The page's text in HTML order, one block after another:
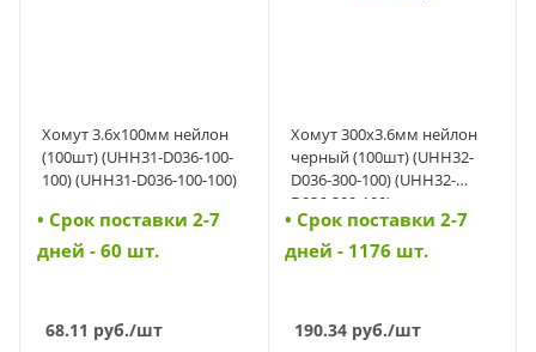
Хомут 3.6х100мм нейлон
(100шт) (UHH31-D036-100-
100) (UHH31-D036-100-100)
• Cрок поставки 2-7
дней - 60 шт.
68.11 руб./шт
Хомут 300х3.6мм нейлон
черный (100шт) (UHH32-
D036-300-100) (UHH32-
D036-300-100)
• Cрок поставки 2-7
дней - 1176 шт.
190.34руб./шт